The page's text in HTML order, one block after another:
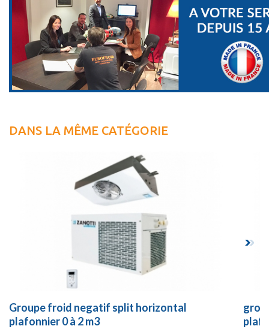
DANS LA MÊME CATÉGORIE
Groupe froid negatif split horizontal
plafonnier 0 à 2 m3